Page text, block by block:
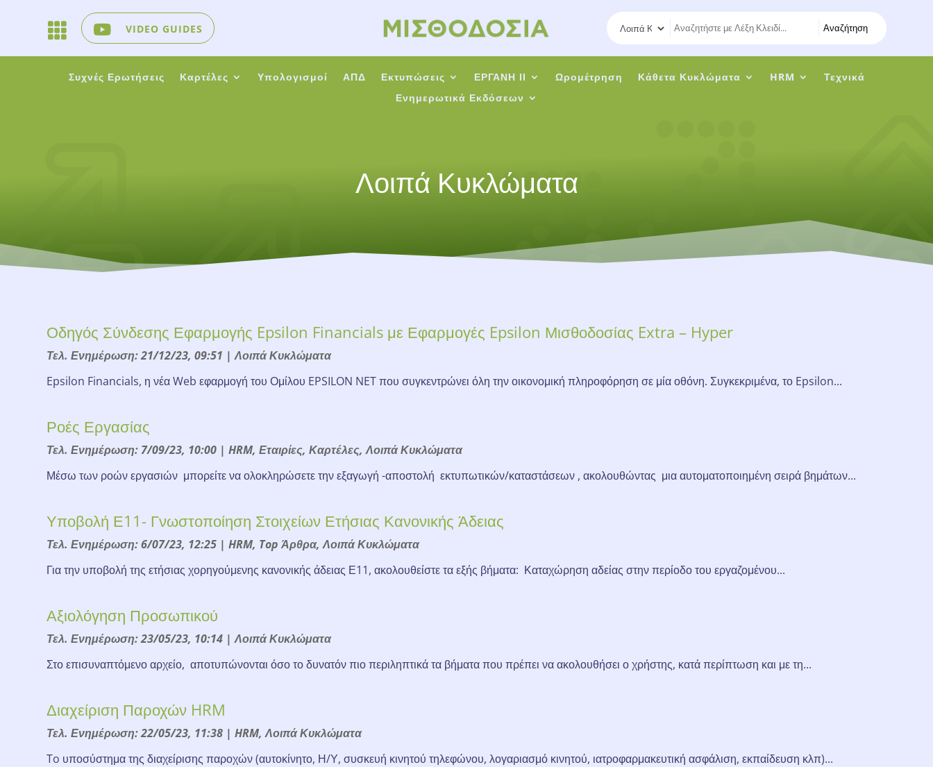
 VIDEO GUIDES Αναζήτηση
Συχνές Ερωτήσεις Καρτέλες Υπολογισμοί ΑΠΔ Εκτυπώσεις ΕΡΓΑΝΗ ΙΙ Ωρομέτρηση Κάθετα Κυκλώματα HRM
Τεχνικά
Ενημερωτικά Εκδόσεων
Λοιπά Κυκλώματα
Οδηγός Σύνδεσης Εφαρμογής Epsilon Financials με Εφαρμογές Epsilon Μισθοδοσίας Extra – Hyper
Τελ. Ενημέρωση: 21/12/23, 09:51 |Λοιπά Κυκλώματα
Epsilon Financials, η νέα Web εφαρμογή του Ομίλου EPSILON NET που συγκεντρώνει όλη την οικονομική πληροφόρηση σε μία οθόνη. Συγκεκριμένα, το Epsilon...
Ροές Εργασίας
Τελ. Ενημέρωση: 7/09/23, 10:00 |HRM,Εταιρίες,Καρτέλες,Λοιπά Κυκλώματα
Μέσω των ροών εργασιών μπορείτε να ολοκληρώσετε την εξαγωγή -αποστολή εκτυπωτικών/καταστάσεων , ακολουθώντας μια αυτοματοποιημένη σειρά βημάτων...
Υποβολή Ε11- Γνωστοποίηση Στοιχείων Ετήσιας Κανονικής Άδειας
Τελ. Ενημέρωση: 6/07/23, 12:25 |HRM, Top Άρθρα,Λοιπά Κυκλώματα
Για την υποβολή της ετήσιας χορηγούμενης κανονικής άδειας Ε11, ακολουθείστε τα εξής βήματα: Καταχώρηση αδείας στην περίοδο του εργαζομένου...
Αξιολόγηση Προσωπικού
Τελ. Ενημέρωση: 23/05/23, 10:14 |Λοιπά Κυκλώματα
Στο επισυναπτόμενο αρχείο, αποτυπώνονται όσο το δυνατόν πιο περιληπτικά τα βήματα που πρέπει να ακολουθήσει ο χρήστης, κατά περίπτωση και με τη...
Διαχείριση Παροχών HRM
Τελ. Ενημέρωση: 22/05/23, 11:38 |HRM,Λοιπά Κυκλώματα
To υποσύστημα της διαχείρισης παροχών (αυτοκίνητο, Η/Υ, συσκευή κινητού τηλεφώνου, λογαριασμό κινητού, ιατροφαρμακευτική ασφάλιση, εκπαίδευση κλπ)...